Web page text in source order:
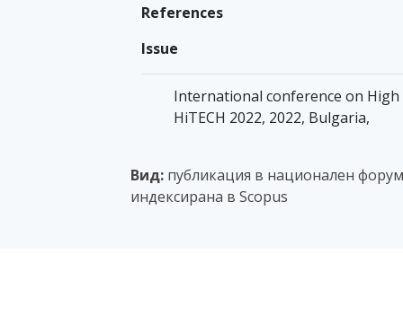
References
Issue
International conference on
HiTECH 2022, 2022, Bulgaria,
Вид: публикация в национален
индексирана в Scopus